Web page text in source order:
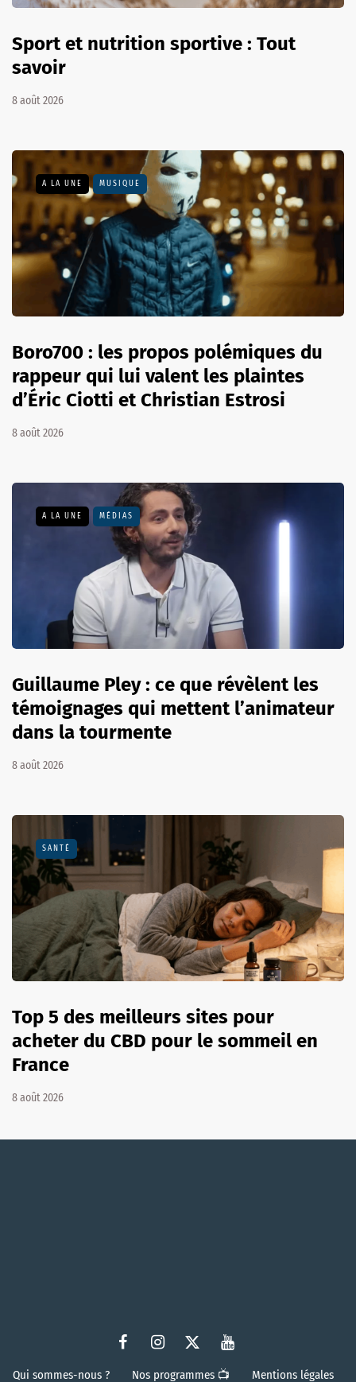
Sport et nutrition sportive : Tout
savoir
8 août 2026
A LA UNE MUSIQUE
Boro700 : les propos polémiques du
rappeur qui lui valent les plaintes
d’Éric Ciotti et Christian Estrosi
8 août 2026
A LA UNE MÉDIAS
Guillaume Pley : ce que révèlent les
témoignages qui mettent l’animateur
dans la tourmente
8 août 2026
SANTÉ
Top 5 des meilleurs sites pour
acheter du CBD pour le sommeil en
France
8 août 2026
Qui sommes-nous ? Nos programmes 📺 Mentions légales